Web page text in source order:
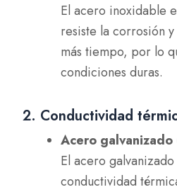
El acero inoxidable
resiste la corrosión
más tiempo, por lo
condiciones duras.
2. Conductividad
Acero galvanizado
El acero
conductividad